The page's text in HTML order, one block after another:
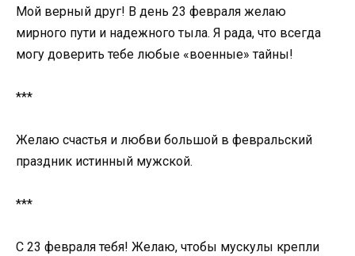
Мой верный друг! В день 23 февраля желаю
мирного пути и надежного тыла. Я рада, что всегда
могу доверить тебе любые «военные» тайны!
***
Желаю счастья и любви большой в февральский
праздник истинный мужской.
***
С 23 февраля тебя! Желаю, чтобы мускулы крепли